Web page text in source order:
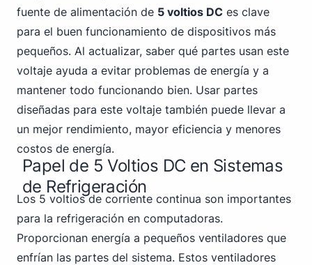
fuente de alimentación de 5 voltios DC es clave
para el buen funcionamiento de dispositivos más
pequeños. Al actualizar, saber qué partes usan este
voltaje ayuda a evitar problemas de energía y a
mantener todo funcionando bien. Usar partes
diseñadas para este voltaje también puede llevar a
un mejor rendimiento, mayor eficiencia y menores
costos de energía.
Papel de 5 Voltios DC en Sistemas
de Refrigeración
Los 5 voltios de corriente continua son importantes
para la refrigeración en computadoras.
Proporcionan energía a pequeños ventiladores que
enfrían las partes del sistema. Estos ventiladores